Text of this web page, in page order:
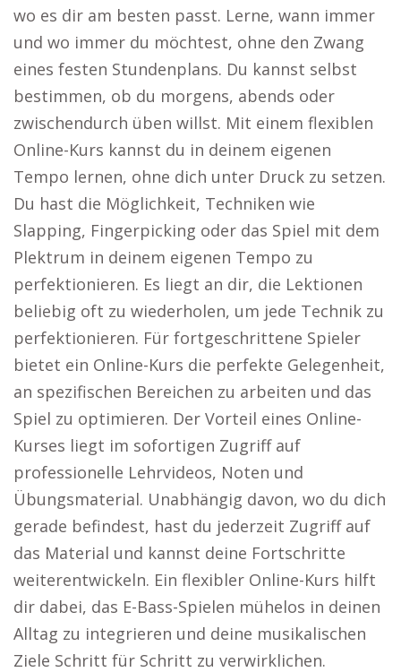
wo es dir am besten passt. Lerne, wann immer
und wo immer du möchtest, ohne den Zwang
eines festen Stundenplans. Du kannst selbst
bestimmen, ob du morgens, abends oder
zwischendurch üben willst. Mit einem flexiblen
Online-Kurs kannst du in deinem eigenen
Tempo lernen, ohne dich unter Druck zu setzen.
Du hast die Möglichkeit, Techniken wie
Slapping, Fingerpicking oder das Spiel mit dem
Plektrum in deinem eigenen Tempo zu
perfektionieren. Es liegt an dir, die Lektionen
beliebig oft zu wiederholen, um jede Technik zu
perfektionieren. Für fortgeschrittene Spieler
bietet ein Online-Kurs die perfekte Gelegenheit,
an spezifischen Bereichen zu arbeiten und das
Spiel zu optimieren. Der Vorteil eines Online-
Kurses liegt im sofortigen Zugriff auf
professionelle Lehrvideos, Noten und
Übungsmaterial. Unabhängig davon, wo du dich
gerade befindest, hast du jederzeit Zugriff auf
das Material und kannst deine Fortschritte
weiterentwickeln. Ein flexibler Online-Kurs hilft
dir dabei, das E-Bass-Spielen mühelos in deinen
Alltag zu integrieren und deine musikalischen
Ziele Schritt für Schritt zu verwirklichen.